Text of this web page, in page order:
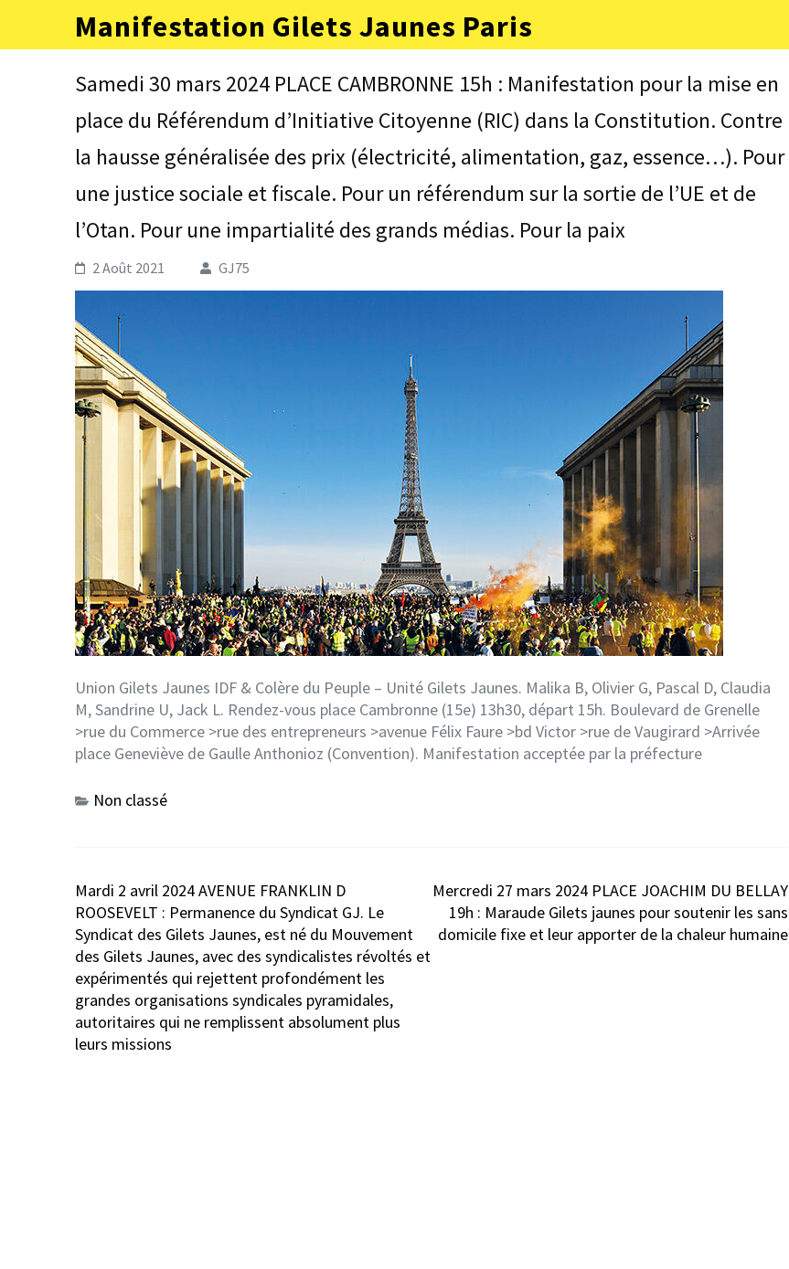
contenu
Manifestation Gilets Jaunes Paris
Samedi 30 mars 2024 PLACE CAMBRONNE 15h : Manifestation pour la mise en
place du Référendum d’Initiative Citoyenne (RIC) dans la Constitution. Contre
la hausse généralisée des prix (électricité, alimentation, gaz, essence…). Pour
une justice sociale et fiscale. Pour un référendum sur la sortie de l’UE et de
l’Otan. Pour une impartialité des grands médias. Pour la paix
2 Août 2021 GJ75
Union Gilets Jaunes IDF & Colère du Peuple – Unité Gilets Jaunes. Malika B, Olivier G, Pascal D, Claudia
M, Sandrine U, Jack L. Rendez-vous place Cambronne (15e) 13h30, départ 15h. Boulevard de Grenelle
>rue du Commerce >rue des entrepreneurs >avenue Félix Faure >bd Victor >rue de Vaugirard >Arrivée
place Geneviève de Gaulle Anthonioz (Convention). Manifestation acceptée par la préfecture
Non classé
Navigation
de
l’article
Mardi 2 avril 2024 AVENUE FRANKLIN D
ROOSEVELT : Permanence du Syndicat GJ. Le
Syndicat des Gilets Jaunes, est né du Mouvement
des Gilets Jaunes, avec des syndicalistes révoltés et
expérimentés qui rejettent profondément les
grandes organisations syndicales pyramidales,
autoritaires qui ne remplissent absolument plus
leurs missions
Mercredi 27 mars 2024 PLACE JOACHIM DU BELLAY
19h : Maraude Gilets jaunes pour soutenir les sans
domicile fixe et leur apporter de la chaleur humaine